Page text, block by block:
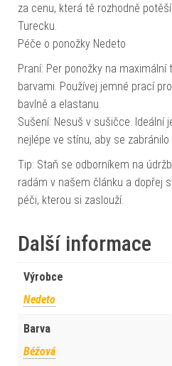
za cenu, která tě rozhodně
Turecku.
Péče o ponožky Nedeto
Praní: Per ponožky na maximální
barvami. Používej jemné prací
bavlně a elastanu.
Sušení: Nesuš v sušičce. Ideální
nejlépe ve stínu, aby se zabránilo
Tip: Staň se odborníkem na
radám v našem článku a dopřej
péči, kterou si zaslouží.
Další informace
Výrobce
Nedeto
Barva
Béžová